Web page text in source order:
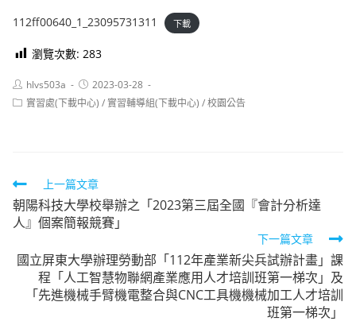
112ff00640_1_23095731311 下載
瀏覽次數: 283
Post
author:
hlvs503a
Post
published:
2023-03-28
Post實習處(下載中心) / 實習輔導組(下載中心) /校園公告
Read
more
articles
上一篇文章
朝陽科技大學校舉辦之「2023第三屆全國『會計分析達
人』個案簡報競賽」
下一篇文章
國立屏東大學辦理勞動部「112年產業新尖兵試辦計畫」課
程「人工智慧物聯網產業應用人才培訓班第一梯次」及
「先進機械手臂機電整合與CNC工具機機械加工人才培訓
班第一梯次」